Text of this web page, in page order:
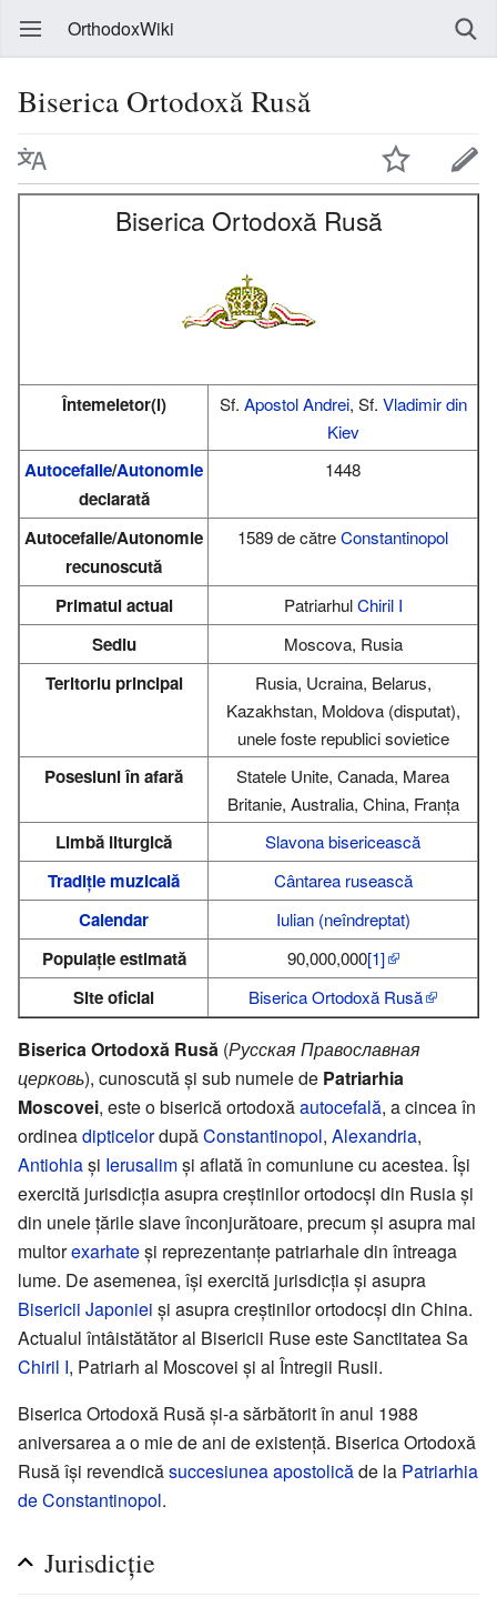
OrthodoxWiki
Biserica Ortodoxă Rusă
Biserica Ortodoxă Rusă
Întemeietor(i) Sf. Apostol Andrei, Sf. Vladimir din
Kiev
Autocefalie/Autonomie
declarată
1448
Autocefalie/Autonomie
recunoscută
1589 de cătreConstantinopol
Primatul actual PatriarhulChiril I
Sediu Moscova, Rusia
Teritoriu principal
Rusia, Ucraina, Belarus,
Kazakhstan, Moldova (disputat),
unele foste republici sovietice
Posesiuni în afară
Statele Unite, Canada, Marea
Britanie, Australia, China, Franţa
Limbă liturgică Slavona bisericească
Tradiție muzicală Cântarea rusească
Calendar Iulian (neîndreptat)
Populație estimată 90,000,000[1]
Site oficial Biserica Ortodoxă Rusă
Biserica Ortodoxă Rusă (Русская Православная
церковь), cunoscută şi sub numele de Patriarhia
Moscovei, este o biserică ortodoxăautocefală, a cincea în
ordineadipticelordupăConstantinopol, Alexandria,
Antiohiaşi Ierusalimşi aflată în comuniune cu acestea. Îşi
exercită jurisdicţia asupra creştinilor ortodocşi din Rusia şi
din unele ţările slave înconjurătoare, precum şi asupra mai
multorexarhateşi reprezentanţe patriarhale din întreaga
lume. De asemenea, îşi exercită jurisdicţia şi asupra
Bisericii Japoniei şi asupra creştinilor ortodocşi din China.
Actualul întâistătător al Bisericii Ruse este Sanctitatea Sa
Chiril I, Patriarh al Moscovei şi al Întregii Rusii.
Biserica Ortodoxă Rusă şi-a sărbătorit în anul 1988
aniversarea a o mie de ani de existenţă. Biserica Ortodoxă
Rusă îşi revendicăsuccesiunea apostolicăde la Patriarhia
de Constantinopol.
Jurisdicţie